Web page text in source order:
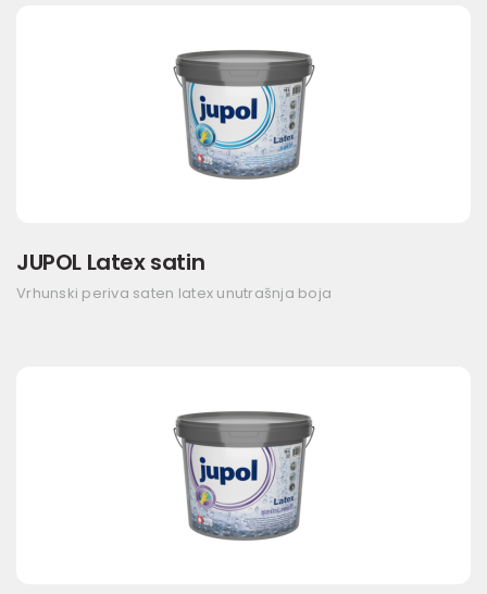
JUPOL Latex satin
Vrhunski periva saten latex unutrašnja boja